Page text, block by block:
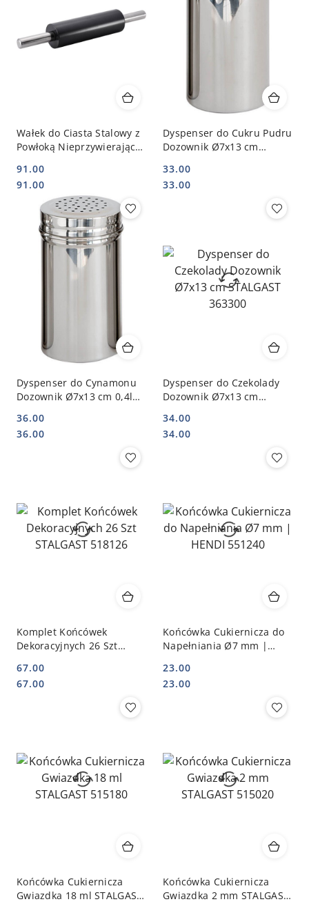
Wałek do Ciasta Stalowy z
Powłoką Nieprzywierającą
Cena:
91.00
Cena:
91.00
Dyspenser do Cukru Pudru
Dozownik Ø7x13 cm
Cena:
33.00
Cena:
33.00
Dyspenser do Cynamonu
Dozownik Ø7x13 cm 0,4l
Cena:
36.00
Cena:
36.00
Dyspenser do Czekolady
Dozownik Ø7x13 cm
Cena:
34.00
Cena:
34.00
Komplet Końcówek
Dekoracyjnych 26 Szt
Cena:
67.00
Cena:
67.00
Końcówka Cukiernicza do
Napełniania Ø7 mm |
Cena:
23.00
Cena:
23.00
Końcówka Cukiernicza
Gwiazdka 18 ml STALGAST
Końcówka Cukiernicza
Gwiazdka 2 mm STALGAST